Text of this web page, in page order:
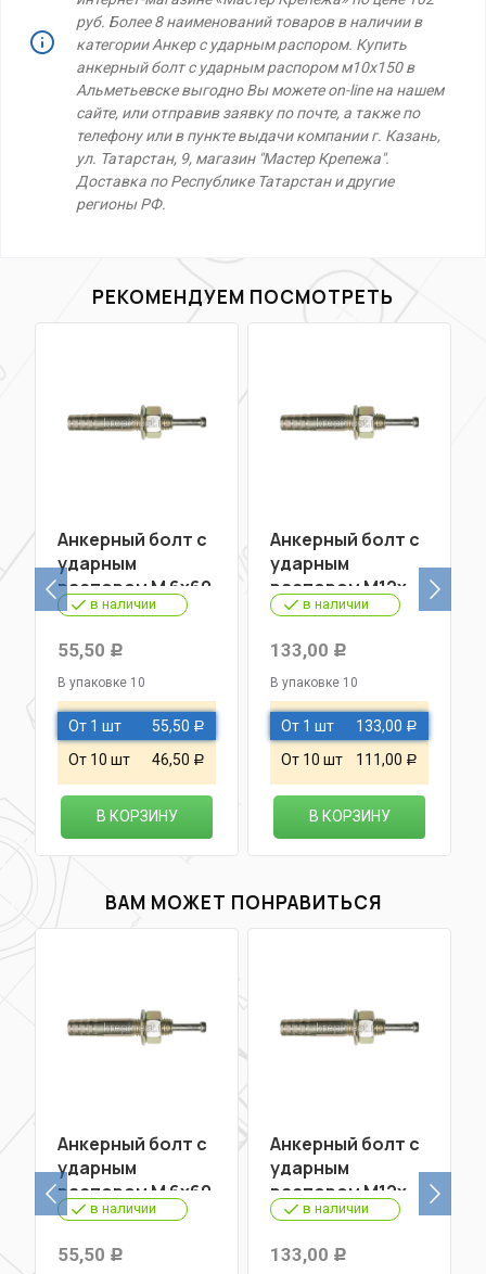
руб. Более 8 наименований товаров в наличии в
категории Анкер с ударным распором. Купить
анкерный болт с ударным распором м10х150 в
Альметьевске выгодно Вы можете on-line на нашем
сайте, или отправив заявку по почте, а также по
телефону или в пункте выдачи компании г. Казань,
ул. Татарстан, 9, магазин "Мастер Крепежа".
Доставка по Республике Татарстан и другие
регионы РФ.
РЕКОМЕНДУЕМ ПОСМОТРЕТЬ
Анкерный болт с
ударным
распором М 6х60
в наличии
55,50 Р
В упаковке 10
От 1 шт 55,50 Р
От 10 шт 46,50 Р
В КОРЗИНУ
Анкерный болт с
ударным
распором М12х
60
в наличии
133,00 Р
В упаковке 10
От 1 шт 133,00 Р
От 10 шт 111,00 Р
В КОРЗИНУ
ВАМ МОЖЕТ ПОНРАВИТЬСЯ
Анкерный болт с
ударным
распором М 6х60
в наличии
55,50 Р
Анкерный болт с
ударным
распором М12х
60
в наличии
133,00 Р